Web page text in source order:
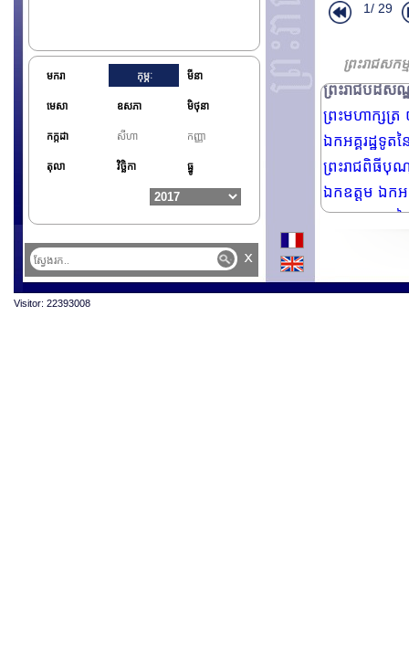
មករា កុម្ភៈ មីនា
មេសា ឧសភា មិថុនា
កក្កដា សីហា កញ្ញា
តុលា វិច្ឆិកា ធ្នូ
1/ 29
ព្រះរាជសកម្
ព្រះរាជពិធីថ្
ព្រះរាជពិធី
ព្រះរាជបដិសណ្
ព្រះមហាក្សត្រ
ឯកអគ្គរដ្ឋទូត
ព្រះរាជពិធីបុ
ឯកឧត្តម ឯកអ
ឯកអគ្គរដ្ឋទូត
ព្រះរាជបដិស
x
Visitor: 22393008